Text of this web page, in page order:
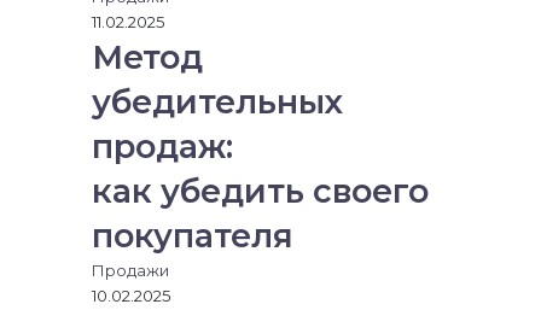
11.02.2025
Метод
убедительных
продаж:
как убедить своего
покупателя
Продажи
10.02.2025